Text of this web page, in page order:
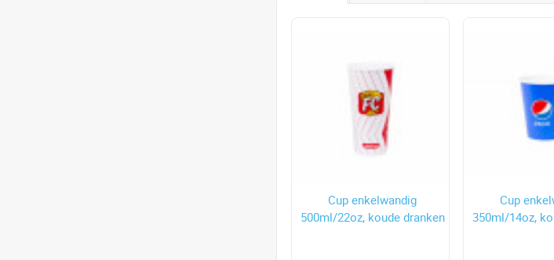
Cup enkelwandig
500ml/22oz, koude dranken
Cup
350ml/14oz,